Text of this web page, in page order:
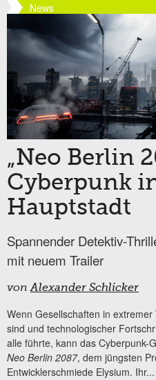
News
„Neo Berlin
Cyberpunk
Hauptstadt
Spannender Detektiv-
mit neuem Trailer
vonAlexander Schlicker
Wenn Gesellschaften in
sind und technologischer
alle führte, kann das Cyberpunk-
Neo Berlin 2087, dem jüngsten
Entwicklerschmiede Elysium. Ihr...